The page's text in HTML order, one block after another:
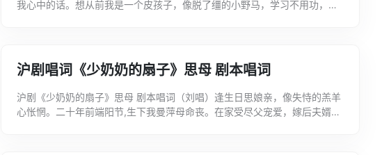
我心中的话。想从前我是一个皮孩子，像脱了缰的小野马，学习不用功，最
沪剧唱词《少奶奶的扇子》思母 剧本唱词
沪剧《少奶奶的扇子》思母 剧本唱词（刘唱）逢生日思娘亲，像失恃的羔羊
心怅惘。二十年前端阳节,生下我曼萍母命丧。在家受尽父宠爱，嫁后夫婿情